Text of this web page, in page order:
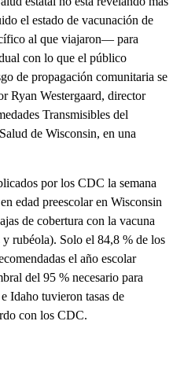
el estado de vacunación de
al que viajaron— para
con lo que el público
de propagación comunitaria se
Ryan Westergaard, director
Transmisibles del
de Wisconsin, en una
por los CDC la semana
edad preescolar en Wisconsin
de cobertura con la vacuna
rubéola). Solo el 84,8 % de los
el año escolar
del 95 % necesario para
Idaho tuvieron tasas de
con los CDC.